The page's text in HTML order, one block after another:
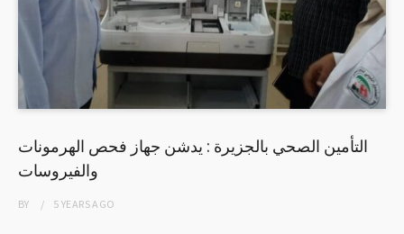
التأمين الصحي بالجزيرة : يدشن جهاز فحص الهرمونات
والفيروسات
BY 5 YEARSAGO